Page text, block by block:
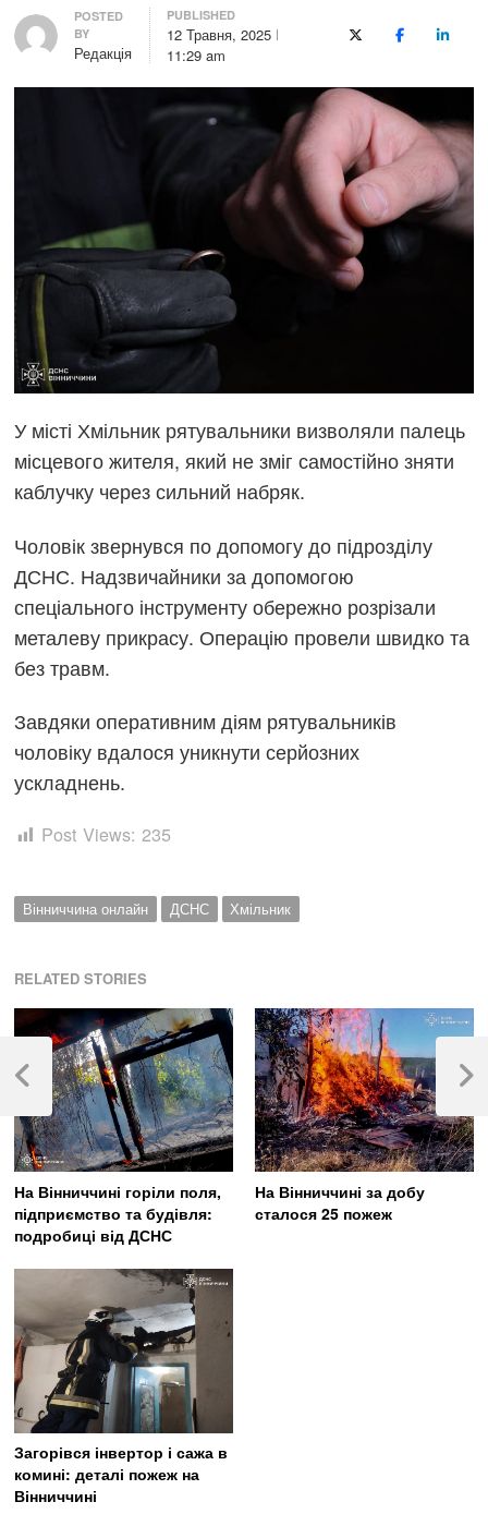
Author
POSTED
BY
Редакція
PUBLISHED
12 Травня, 2025
11:29 am
X (Twitter)Facebook
У місті Хмільник рятувальники визволяли палець
місцевого жителя, який не зміг самостійно зняти
каблучку через сильний набряк.
Чоловік звернувся по допомогу до підрозділу
ДСНС. Надзвичайники за допомогою
спеціального інструменту обережно розрізали
металеву прикрасу. Операцію провели швидко та
без травм.
Завдяки оперативним діям рятувальників
чоловіку вдалося уникнути серйозних
ускладнень.
Post Views: 235
Вінниччина онлайн ДСНС Хмільник
RELATED STORIES
На Вінниччині горіли поля,
підприємство та будівля:
подробиці від ДСНС
На Вінниччині за добу
сталося 25 пожеж
Загорівся інвертор і сажа в
комині: деталі пожеж на
Вінниччині
Навігація
записів
Previous
Next
Post